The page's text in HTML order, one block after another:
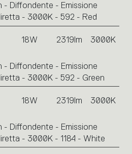
- Diffondente - Emissione
- 3000K - 592 - Red
18W 2319lm 3000K
- Diffondente - Emissione
- 3000K - 592 - Green
18W 2319lm 3000K
- Diffondente - Emissione
- 3000K - 1184 - White